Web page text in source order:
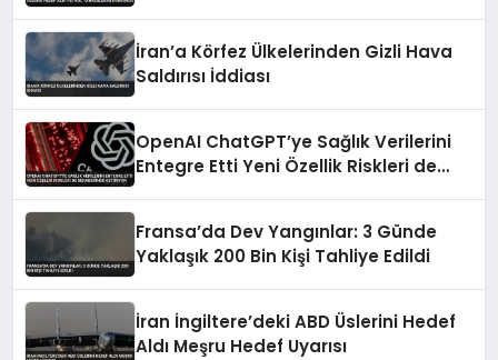
İran’a Körfez Ülkelerinden Gizli Hava
Saldırısı İddiası
OpenAI ChatGPT’ye Sağlık Verilerini
Entegre Etti Yeni Özellik Riskleri de
Fransa’da Dev Yangınlar: 3 Günde
Yaklaşık 200 Bin Kişi Tahliye Edildi
İran İngiltere’deki ABD Üslerini Hedef
Aldı Meşru Hedef Uyarısı